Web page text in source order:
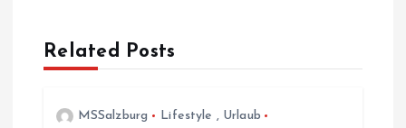
a
Related Posts
MSSalzburg Lifestyle , Urlaub